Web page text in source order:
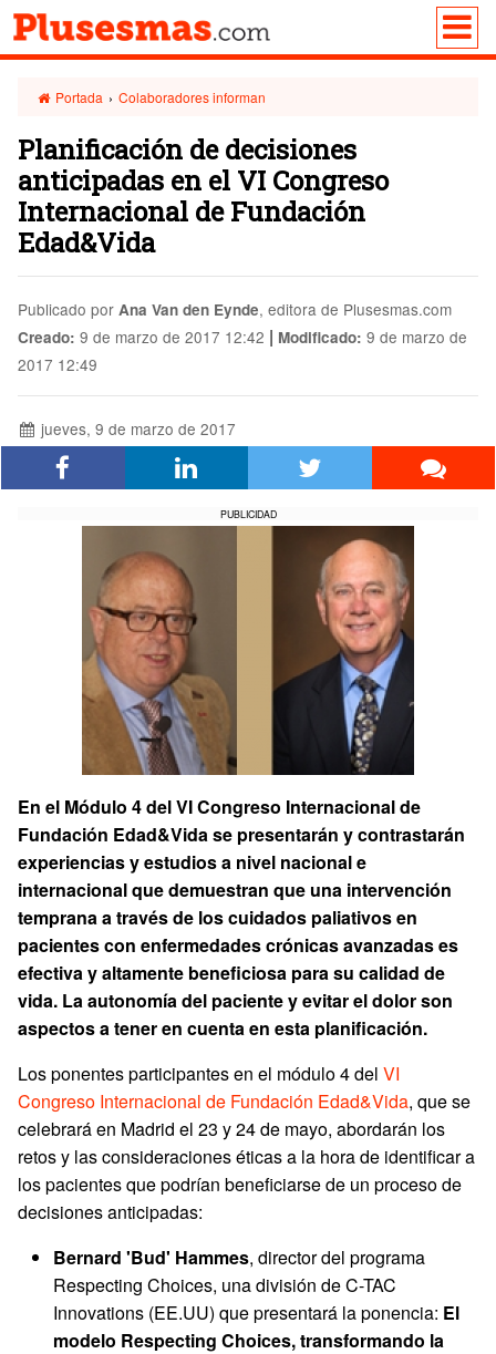
Portada › Colaboradores informan
Planificación de decisiones
anticipadas en el VI Congreso
Internacional de Fundación
Edad&Vida
Publicado por Ana Van den Eynde, editora de Plusesmas.com
Creado: 9 de marzo de 2017 12:42 | Modificado: 9 de marzo de
2017 12:49
jueves, 9 de marzo de 2017
PUBLICIDAD
En el Módulo 4 del VI Congreso Internacional de
Fundación Edad&Vida se presentarán y contrastarán
experiencias y estudios a nivel nacional e
internacional que demuestran que una intervención
temprana a través de los cuidados paliativos en
pacientes con enfermedades crónicas avanzadas es
efectiva y altamente beneficiosa para su calidad de
vida. La autonomía del paciente y evitar el dolor son
aspectos a tener en cuenta en esta planificación.
Los ponentes participantes en el módulo 4 del VI
Congreso Internacional de Fundación Edad&Vida, que se
celebrará en Madrid el 23 y 24 de mayo, abordarán los
retos y las consideraciones éticas a la hora de identificar a
los pacientes que podrían beneficiarse de un proceso de
decisiones anticipadas:
Bernard 'Bud' Hammes, director del programa
Respecting Choices, una división de C-TAC
Innovations (EE.UU) que presentará la ponencia: El
modelo Respecting Choices, transformando la